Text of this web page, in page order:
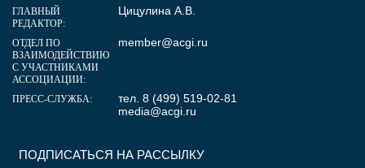
ПОДПИСАТЬСЯ НА РАССЫЛКУ
ГЛАВНЫЙ
РЕДАКТОР:
Цицулина А.В.
ОТДЕЛ ПО
ВЗАИМОДЕЙСТВИЮ
С УЧАСТНИКАМИ
АССОЦИАЦИИ:
member@acgi.ru
ПРЕСС-СЛУЖБА:
тел. 8 (499) 519-02-81
media@acgi.ru